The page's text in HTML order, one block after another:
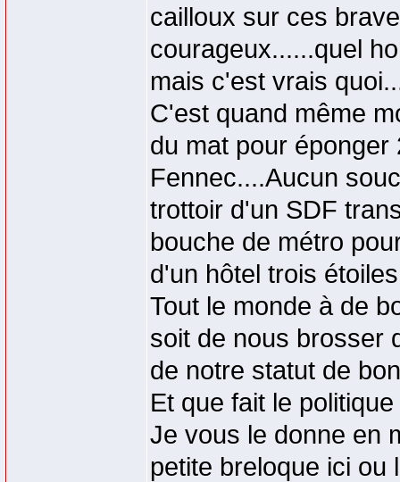
cailloux sur ces
courageux......quel
mais c'est vrais
C'est quand même
du mat pour
Fennec....Aucun
trottoir d'un SDF
bouche de métro
d'un hôtel trois
Tout le monde à de
soit de nous brosser
de notre statut de
Et que fait le
Je vous le donne en
petite breloque ici ou